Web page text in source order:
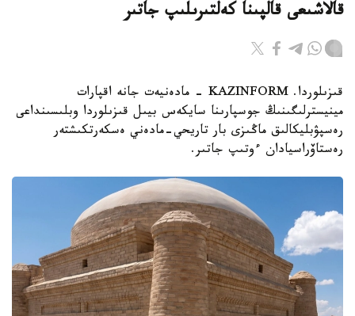
قالاشىعى قالپىنا كەلتىرىلىپ جاتىر
قىزىلوردا. KAZINFORM - مادەنيەت جانە اقپارات
مينيسترلىگىنىڭ جوسپارىنا سايكەس بيىل قىزىلوردا وبلىسىنداعى
رەسپۋبليكالىق ماڭىزى بار تاريحي-مادەني ەسكەرتكىشتەر
رەستاۆراسيادان ءوتىپ جاتىر.